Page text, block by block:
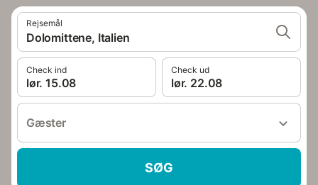
Rejsemål
Dolomittene, Italien
Check ind
lør. 15.08
Check ud
lør. 22.08
Gæster
SØG